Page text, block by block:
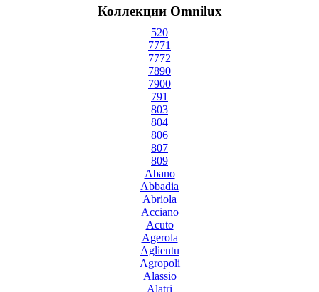
Коллекции Omnilux
520
7771
7772
7890
7900
791
803
804
806
807
809
Abano
Abbadia
Abriola
Acciano
Acuto
Agerola
Aglientu
Agropoli
Alassio
Alatri